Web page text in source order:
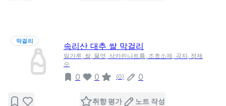
막걸리
속리산 대추 쌀 막걸리
밀가루, 쌀, 물엿, 삭카린나트륨, 조효소제, 곡자, 정제
수
0 0 (0) 0
취향 평가 노트 작성